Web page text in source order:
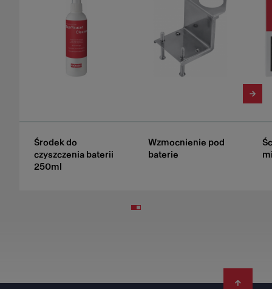
Środek do
czyszczenia baterii
250ml
Wzmocnienie pod
baterie